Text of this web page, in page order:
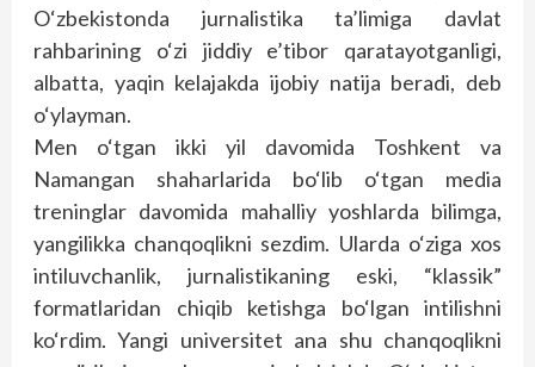
O‘zbekistonda jurnalistika ta’limiga davlat
rahbarining o‘zi jiddiy e’tibor qaratayotganligi,
albatta, yaqin kelajakda ijobiy natija beradi, deb
o‘ylayman.
Men o‘tgan ikki yil davomida Toshkent va
Namangan shaharlarida bo‘lib o‘tgan media
treninglar davomida mahalliy yoshlarda bilimga,
yangilikka chanqoqlikni sezdim. Ularda o‘ziga xos
intiluvchanlik, jurnalistikaning eski, “klassik”
formatlaridan chiqib ketishga bo‘lgan intilishni
ko‘rdim. Yangi universitet ana shu chanqoqlikni